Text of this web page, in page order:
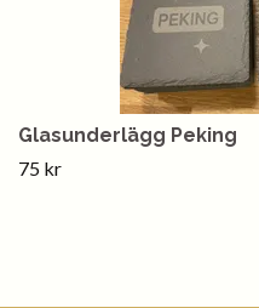
Glasunderlägg Peking
75 kr